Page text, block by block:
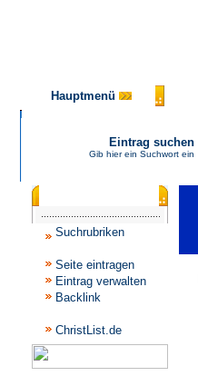
Hauptmenü
Eintrag suchen
Gib hier ein Suchwort ein
Suchrubriken
Seite eintragen
Eintrag verwalten
Backlink
ChristList.de